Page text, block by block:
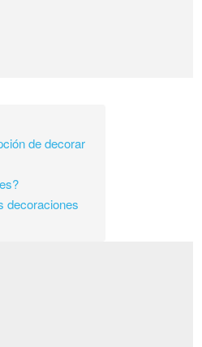
de decorar
decoraciones